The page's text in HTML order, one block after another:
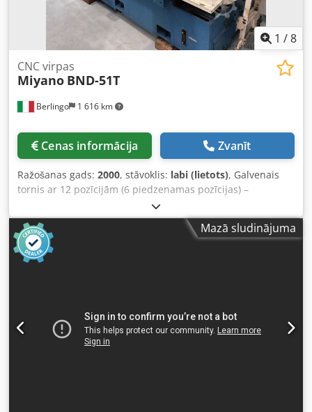
1 /8
Berlingo 1 616 km
CNC virpas
Miyano BND-51T
Cenas informācija Zvanīt
Ražošanas gads: 2000, stāvoklis: labi (lietots), Galvenais
tornis ar 12 pozīcijām (6 piedzenamas pozīcijas) –
palīgtornis ar 6 pozīcijām – LNS Sprint 552 stieņu padevējs
(jauns 2010. gadā) – Fanuc 21TB vadības sistēma. Dksdjm
Rglhjpfx Ah Der
Mazā sludinājuma